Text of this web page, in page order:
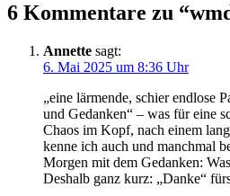
6 Kommentare zu
Annette sagt:
6. Mai 2025 um 8:36 Uhr
„eine lärmende, schier endlose
und Gedanken“ – was für eine
Chaos im Kopf, nach einem
kenne ich auch und manchmal
Morgen mit dem Gedanken:
Deshalb ganz kurz: „Danke“